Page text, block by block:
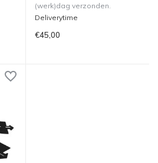
(werk)dag verzonden.
Deliverytime
€45,00